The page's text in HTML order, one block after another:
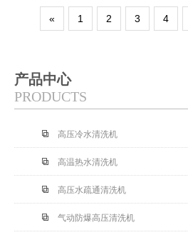
« 1 2 3 4
产品中心
PRODUCTS
高压冷水清洗机
高温热水清洗机
高压水疏通清洗机
气动防爆高压清洗机